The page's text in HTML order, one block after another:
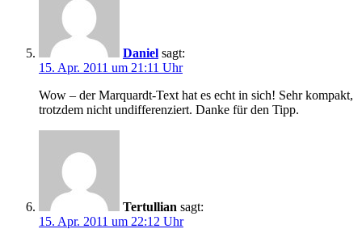
Daniel sagt:
15. Apr. 2011 um 21:11 Uhr
Wow – der Marquardt-Text hat es echt in sich! Sehr kompakt,
trotzdem nicht undifferenziert. Danke für den Tipp.
Tertullian sagt:
15. Apr. 2011 um 22:12 Uhr